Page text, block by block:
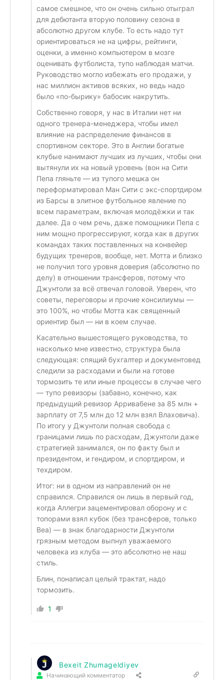
самое смешное, что он очень сильно отыграл
для дебютанта вторую половину сезона в
абсолютно другом клубе. То есть надо тут
ориентироваться не на цифры, рейтинги,
оценки, а именно компьютером в мозге
оценивать футболиста, тупо наблюдая матчи.
Руководство могло избежать его продажи, у
нас миллион активов всяких, но ведь надо
было «по-бырику» бабосик накрутить.
Собственно говоря, у нас в Италии нет ни
одного тренера-менеджера, чтобы имел
влияние на распределение финансов в
спортивном секторе. Это в Англии богатые
клубые нанимают лучших из лучших, чтобы они
вытянули их на новый уровень (вон на Сити
Пепа гляньте — из тупого мешка он
переформатировал Ман Сити с экс-спортдиром
из Барсы в элитное футбольное явление по
всем параметрам, включая молодёжки и так
далее. Да о чем речь, даже помощники Пепа с
ним мощно прогрессируют, когда как в других
командах таких поставленных на конвейер
будущих тренеров, вообще, нет. Мотта и близко
не получил того уровня доверия (абсолютно по
делу) в отношении трансферов, потому что
Джунтоли за всё отвечал головой. Уверен, что
советы, переговоры и прочие консилиумы —
это 100%, но чтобы Мотта как священный
ориентир был — ни в коем случае.
Касательно вышестоящего руководства, то
насколько мне известно, структура была
следующая: спящий бухгалтер и документовед
следили за расходами и были на готове
тормозить те или иные процессы в случае чего
— тупо ревизоры (забавно, конечно, как
предыдущий ревизор Арривабене за 85 млн +
зарплату от 7,5 млн до 12 млн взял Влаховича).
По итогу у Джунтоли полная свобода с
границами лишь по расходам, Джунтоли даже
стратегией занимался, он по факту был и
президентом, и гендиром, и спортдиром, и
техдиром.
Итог: ни в одном из направлений он не
справился. Справился он лишь в первый год,
когда Аллегри зацементировал оборону и с
топорами взял кубок (без трансферов, только
Веа) — в знак благодарности Джунтоли
грязным методом выпнул уважаемого
человека из клуба — это абсолютно не наш
стиль.
Блин, понаписал целый трактат, надо
тормозить.
1
Bexeit Zhumageldiyev
Начинающий комментатор